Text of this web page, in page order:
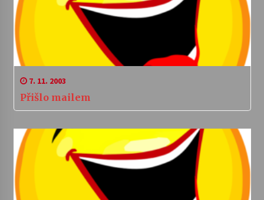
7. 11. 2003
Přišlo mailem